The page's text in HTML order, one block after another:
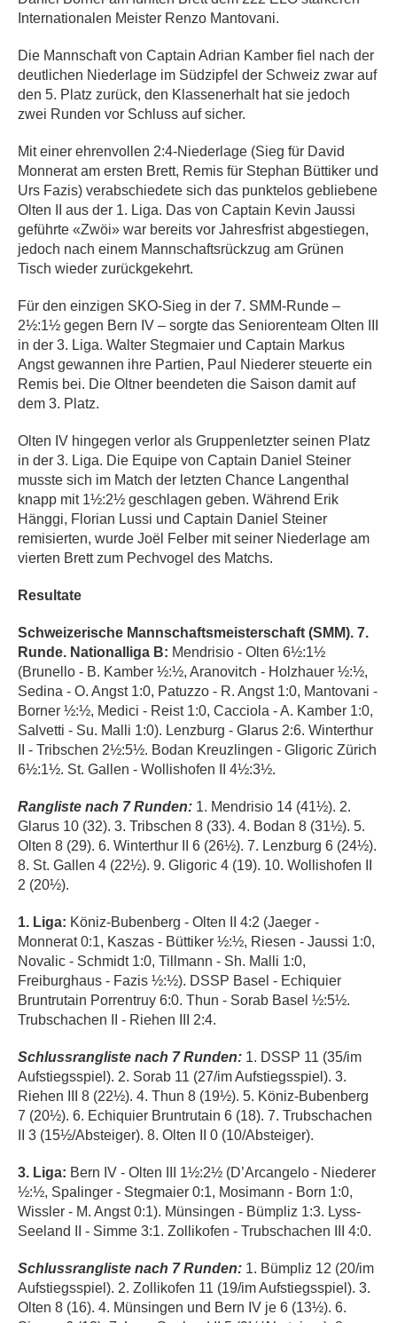
Internationalen Meister Renzo Mantovani.
Die Mannschaft von Captain Adrian Kamber fiel nach der
deutlichen Niederlage im Südzipfel der Schweiz zwar auf
den 5. Platz zurück, den Klassenerhalt hat sie jedoch
zwei Runden vor Schluss auf sicher.
Mit einer ehrenvollen 2:4-Niederlage (Sieg für David
Monnerat am ersten Brett, Remis für Stephan Büttiker und
Urs Fazis) verabschiedete sich das punktelos gebliebene
Olten II aus der 1. Liga. Das von Captain Kevin Jaussi
geführte «Zwöi» war bereits vor Jahresfrist abgestiegen,
jedoch nach einem Mannschaftsrückzug am Grünen
Tisch wieder zurückgekehrt.
Für den einzigen SKO-Sieg in der 7. SMM-Runde –
2½:1½ gegen Bern IV – sorgte das Seniorenteam Olten III
in der 3. Liga. Walter Stegmaier und Captain Markus
Angst gewannen ihre Partien, Paul Niederer steuerte ein
Remis bei. Die Oltner beendeten die Saison damit auf
dem 3. Platz.
Olten IV hingegen verlor als Gruppenletzter seinen Platz
in der 3. Liga. Die Equipe von Captain Daniel Steiner
musste sich im Match der letzten Chance Langenthal
knapp mit 1½:2½ geschlagen geben. Während Erik
Hänggi, Florian Lussi und Captain Daniel Steiner
remisierten, wurde Joël Felber mit seiner Niederlage am
vierten Brett zum Pechvogel des Matchs.
Resultate
Schweizerische Mannschaftsmeisterschaft (SMM). 7.
Runde. Nationalliga B: Mendrisio - Olten 6½:1½
(Brunello - B. Kamber ½:½, Aranovitch - Holzhauer ½:½,
Sedina - O. Angst 1:0, Patuzzo - R. Angst 1:0, Mantovani -
Borner ½:½, Medici - Reist 1:0, Cacciola - A. Kamber 1:0,
Salvetti - Su. Malli 1:0). Lenzburg - Glarus 2:6. Winterthur
II - Tribschen 2½:5½. Bodan Kreuzlingen - Gligoric Zürich
6½:1½. St. Gallen - Wollishofen II 4½:3½.
Rangliste nach 7 Runden: 1. Mendrisio 14 (41½). 2.
Glarus 10 (32). 3. Tribschen 8 (33). 4. Bodan 8 (31½). 5.
Olten 8 (29). 6. Winterthur II 6 (26½). 7. Lenzburg 6 (24½).
8. St. Gallen 4 (22½). 9. Gligoric 4 (19). 10. Wollishofen II
2 (20½).
1. Liga: Köniz-Bubenberg - Olten II 4:2 (Jaeger -
Monnerat 0:1, Kaszas - Büttiker ½:½, Riesen - Jaussi 1:0,
Novalic - Schmidt 1:0, Tillmann - Sh. Malli 1:0,
Freiburghaus - Fazis ½:½). DSSP Basel - Echiquier
Bruntrutain Porrentruy 6:0. Thun - Sorab Basel ½:5½.
Trubschachen II - Riehen III 2:4.
Schlussrangliste nach 7 Runden: 1. DSSP 11 (35/im
Aufstiegsspiel). 2. Sorab 11 (27/im Aufstiegsspiel). 3.
Riehen III 8 (22½). 4. Thun 8 (19½). 5. Köniz-Bubenberg
7 (20½). 6. Echiquier Bruntrutain 6 (18). 7. Trubschachen
II 3 (15½/Absteiger). 8. Olten II 0 (10/Absteiger).
3. Liga: Bern IV - Olten III 1½:2½ (D’Arcangelo - Niederer
½:½, Spalinger - Stegmaier 0:1, Mosimann - Born 1:0,
Wissler - M. Angst 0:1). Münsingen - Bümpliz 1:3. Lyss-
Seeland II - Simme 3:1. Zollikofen - Trubschachen III 4:0.
Schlussrangliste nach 7 Runden: 1. Bümpliz 12 (20/im
Aufstiegsspiel). 2. Zollikofen 11 (19/im Aufstiegsspiel). 3.
Olten 8 (16). 4. Münsingen und Bern IV je 6 (13½). 6.